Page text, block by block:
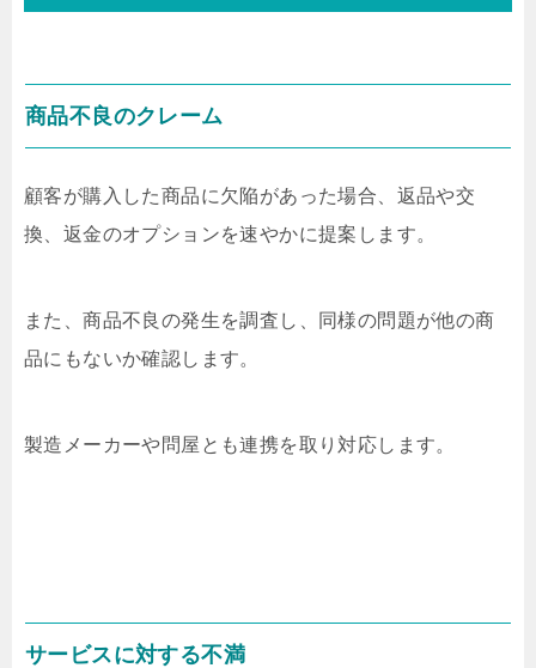
商品不良のクレーム
顧客が購入した商品に欠陥があった場合、返品や交
換、返金のオプションを速やかに提案します。
また、商品不良の発生を調査し、同様の問題が他の商
品にもないか確認します。
製造メーカーや問屋とも連携を取り対応します。
サービスに対する不満